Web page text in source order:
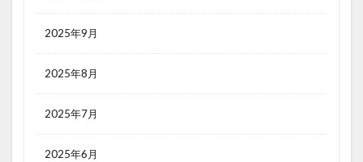
2025年9月
2025年8月
2025年7月
2025年6月